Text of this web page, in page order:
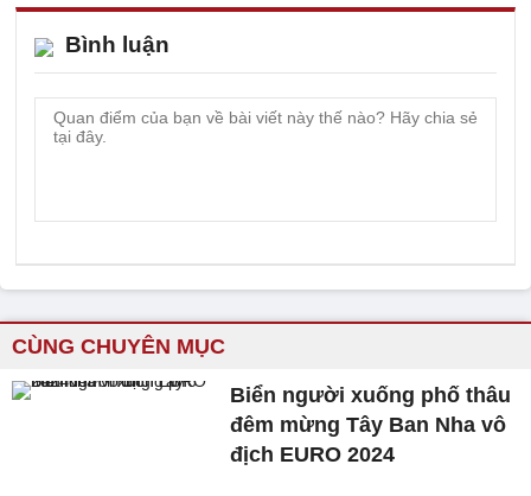
Bình luận
CÙNG CHUYÊN MỤC
Biển người xuống phố thâu
đêm mừng Tây Ban Nha vô
địch EURO 2024